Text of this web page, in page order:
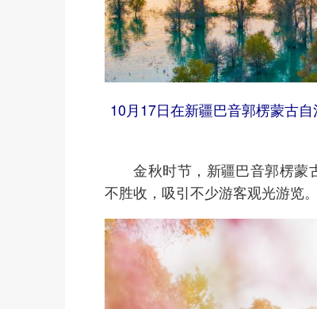
10月17日在新疆巴音郭楞蒙古
金秋时节，新疆巴音郭楞蒙
不胜收，吸引不少游客观光游览。